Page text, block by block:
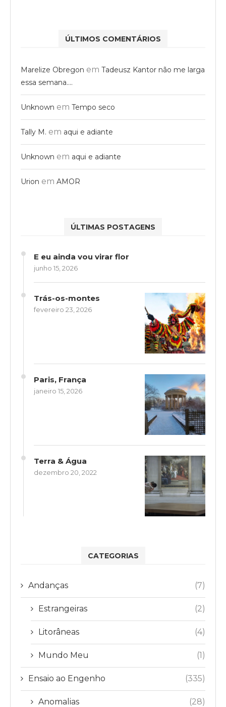
ÚLTIMOS COMENTÁRIOS
Marelize Obregon em Tadeusz Kantor não me larga
essa semana….
Unknown em Tempo seco
Tally M. em aqui e adiante
Unknown em aqui e adiante
Urion em AMOR
ÚLTIMAS POSTAGENS
E eu ainda vou virar flor
junho 15, 2026
Trás-os-montes
fevereiro 23, 2026
Paris, França
janeiro 15, 2026
Terra & Água
dezembro 20, 2022
CATEGORIAS
Andanças (7)
Estrangeiras (2)
Litorâneas (4)
Mundo Meu (1)
Ensaio ao Engenho (335)
Anomalias (28)